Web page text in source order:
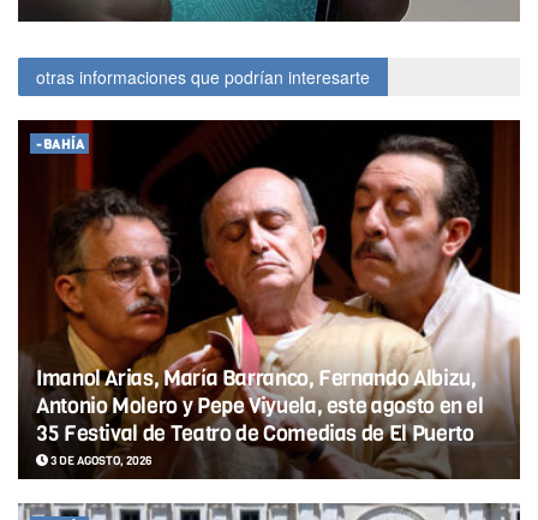
otras informaciones que podrían interesarte
-BAHÍA
Imanol Arias, María Barranco, Fernando Albizu,
Antonio Molero y Pepe Viyuela, este agosto en el
35 Festival de Teatro de Comedias de El Puerto
3 DE AGOSTO, 2026